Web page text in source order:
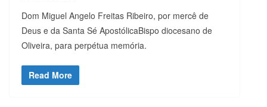
Dom Miguel Angelo Freitas Ribeiro, por mercê de
Deus e da Santa Sé ApostólicaBispo diocesano de
Oliveira, para perpétua memória.
Read More